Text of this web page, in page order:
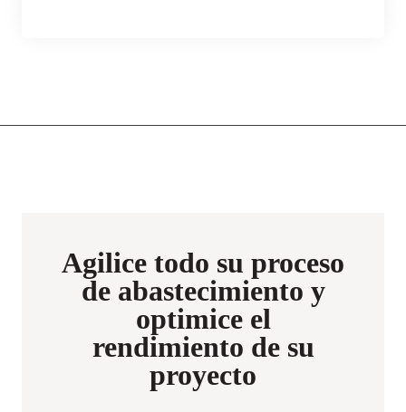
Agilice todo su proceso
de abastecimiento y
optimice el
rendimiento de su
proyecto